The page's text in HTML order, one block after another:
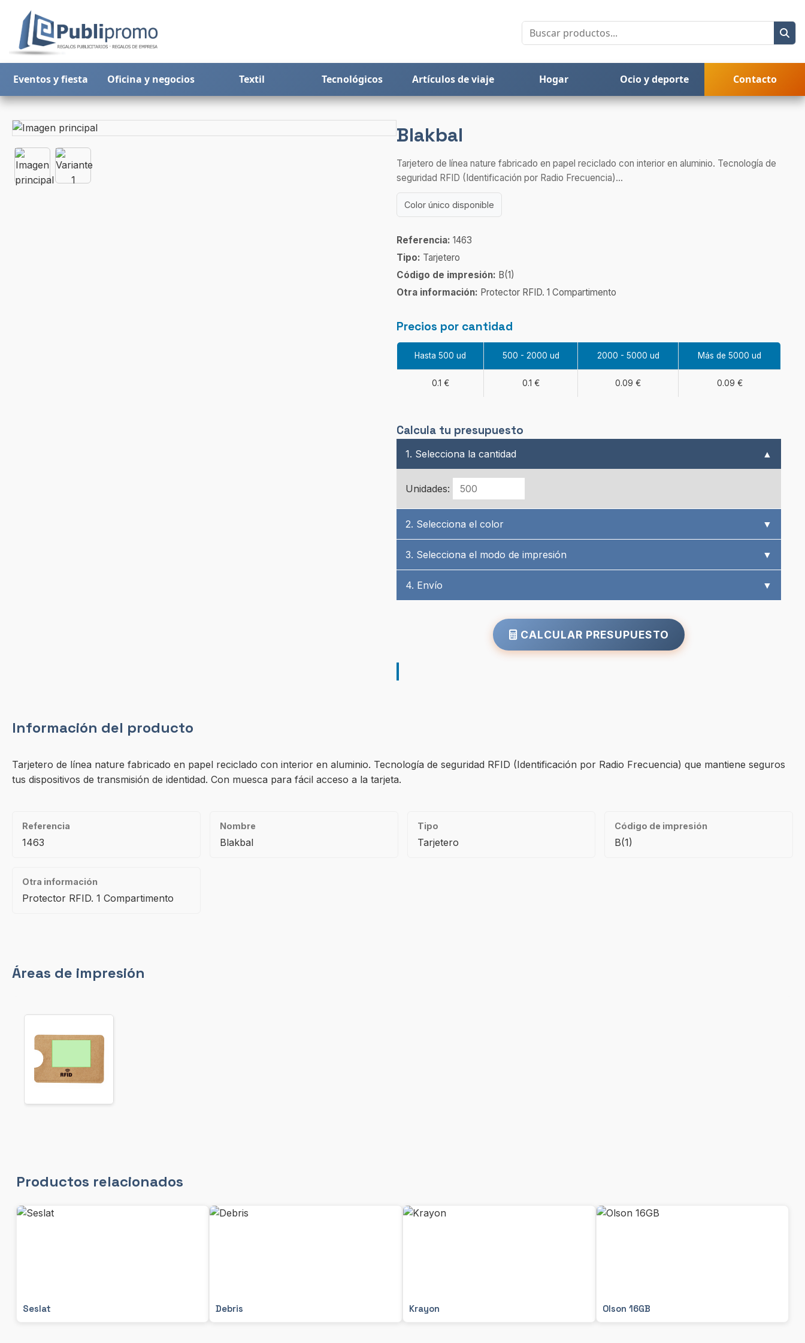
Eventos y fiesta Oficina y negocios Textil Tecnológicos Artículos de viaje Hogar Ocio y deporte Contacto
Blakbal
Tarjetero de línea nature fabricado en papel reciclado con interior en aluminio. Tecnología de
seguridad RFID (Identificación por Radio Frecuencia)...
Color único disponible
Referencia: 1463
Tipo: Tarjetero
Código de impresión: B(1)
Otra información: Protector RFID. 1 Compartimento
Precios por cantidad
Hasta 500 ud 500 - 2000 ud 2000 - 5000 ud Más de 5000 ud
0.1 € 0.1 € 0.09 € 0.09 €
Calcula tu presupuesto
1. Selecciona la cantidad ▲
Unidades:
2. Selecciona el color ▼
3. Selecciona el modo de impresión ▼
4. Envío ▼
CALCULAR PRESUPUESTO
Información del producto
Tarjetero de línea nature fabricado en papel reciclado con interior en aluminio. Tecnología de seguridad RFID (Identificación por Radio Frecuencia) que mantiene seguros
tus dispositivos de transmisión de identidad. Con muesca para fácil acceso a la tarjeta.
Referencia
1463
Nombre
Blakbal
Tipo
Tarjetero
Código de impresión
B(1)
Otra información
Protector RFID. 1 Compartimento
Áreas de impresión
Productos relacionados
Seslat Debris Krayon Olson 16GB